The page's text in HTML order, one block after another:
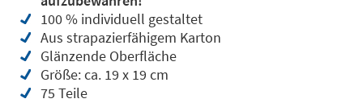
100 % individuell gestaltet
Aus strapazierfähigem Karton
Glänzende Oberfläche
Größe: ca. 19 x 19 cm
75 Teile